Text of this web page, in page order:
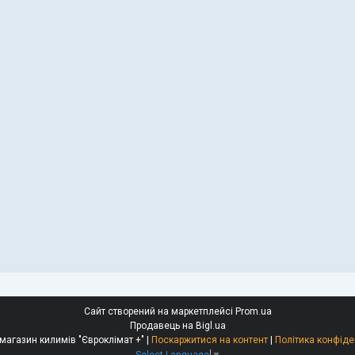
Сайт створений на маркетплейсі Prom.ua
Продавець на Bigl.ua
Інтернет-магазин килимів "Євроклімат +" | Поскаржитися на контент | Політика